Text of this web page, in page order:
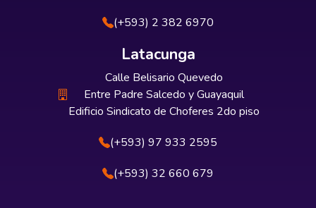
(+593) 2 382 6970
Latacunga
Calle Belisario Quevedo
Entre Padre Salcedo y Guayaquil
Edificio Sindicato de Choferes 2do piso
(+593) 97 933 2595
(+593) 32 660 679